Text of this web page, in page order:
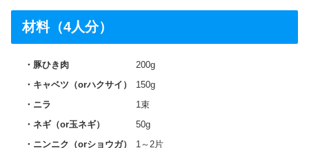
材料（4人分）
豚ひき肉
200g
キャベツ（orハクサイ）
150g
ニラ
1束
ネギ（or玉ネギ）
50g
ニンニク（orショウガ）
1～2片